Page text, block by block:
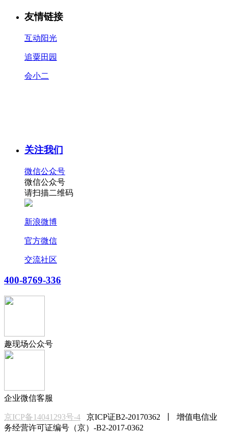
友情链接
互动阳光
追粟田园
会小二
关注我们
微信公众号
微信公众号
请扫描二维码
新浪微博
官方微信
交流社区
400-8769-336
趣现场公众号
企业微信客服
京ICP备14041293号-4 京ICP证B2-20170362 丨 增值电信业
务经营许可证编号（京）-B2-2017-0362